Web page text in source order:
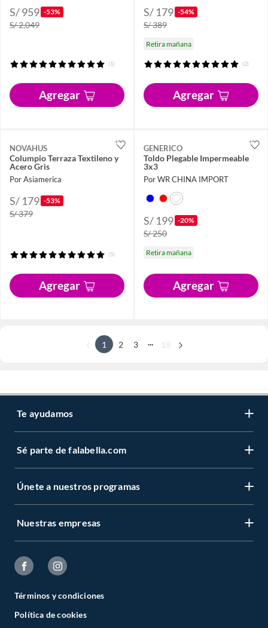
S/ 959 -53%
S/ 2,049
(1)
Agregar
S/ 179 -54%
S/ 389
Retira mañana
(2)
Agregar
NOVAHUS
Columpio Terraza Textileno y
Acero Gris
Por Asiamerica
S/ 179 -53%
S/ 379
(5)
Agregar
GENERICO
Toldo Plegable Impermeable
3x3
Por WR CHINA IMPORT
S/ 199 -20%
S/ 250
Retira mañana
Agregar
1 2 3 ... 18
Te ayudamos
Sé parte de falabella.com
Únete a nuestros programas
Nuestras empresas
Términos y condiciones
Política de cookies